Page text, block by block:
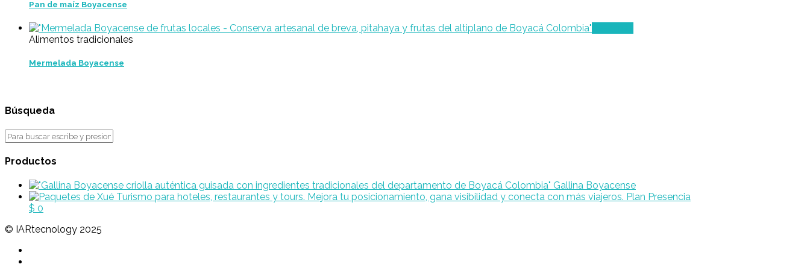
Pan de maíz Boyacense
Alimentos tradicionales
Mermelada Boyacense
Búsqueda
Productos
Gallina Boyacense
Plan Presencia
$ 0
© IARtecnology 2025